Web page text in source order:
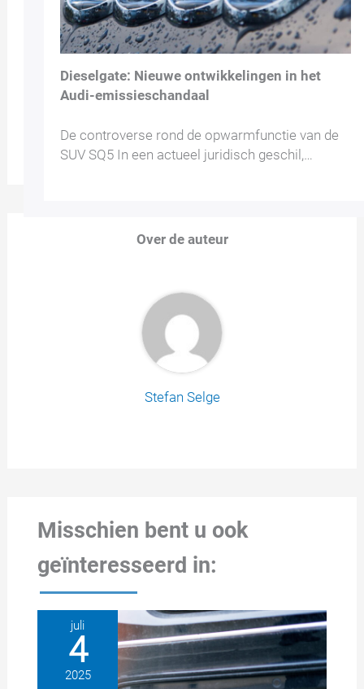
Dieselgate: Nieuwe ontwikkelingen in het
Audi-emissieschandaal
De controverse rond de opwarmfunctie van de
SUV SQ5 In een actueel juridisch geschil,…
Over de auteur
Stefan Selge
Misschien bent u ook
geïnteresseerd in:
juli
4
2025